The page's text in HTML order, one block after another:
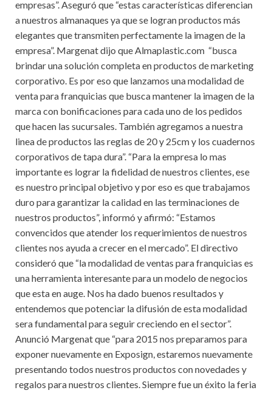
empresas”. Aseguró que “estas características diferencian
a nuestros almanaques ya que se logran productos más
elegantes que transmiten perfectamente la imagen de la
empresa”. Margenat dijo que Almaplastic.com “busca
brindar una solución completa en productos de marketing
corporativo. Es por eso que lanzamos una modalidad de
venta para franquicias que busca mantener la imagen de la
marca con bonificaciones para cada uno de los pedidos
que hacen las sucursales. También agregamos a nuestra
linea de productos las reglas de 20 y 25cm y los cuadernos
corporativos de tapa dura”. “Para la empresa lo mas
importante es lograr la fidelidad de nuestros clientes, ese
es nuestro principal objetivo y por eso es que trabajamos
duro para garantizar la calidad en las terminaciones de
nuestros productos”, informó y afirmó: “Estamos
convencidos que atender los requerimientos de nuestros
clientes nos ayuda a crecer en el mercado”. El directivo
consideró que “la modalidad de ventas para franquicias es
una herramienta interesante para un modelo de negocios
que esta en auge. Nos ha dado buenos resultados y
entendemos que potenciar la difusión de esta modalidad
sera fundamental para seguir creciendo en el sector”.
Anunció Margenat que “para 2015 nos preparamos para
exponer nuevamente en Exposign, estaremos nuevamente
presentando todos nuestros productos con novedades y
regalos para nuestros clientes. Siempre fue un éxito la feria